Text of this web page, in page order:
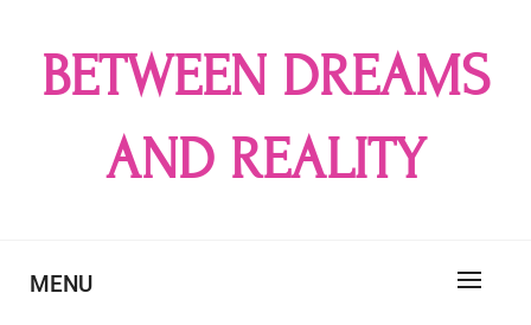
contentBETWEEN DREAMS
AND REALITY
MENU